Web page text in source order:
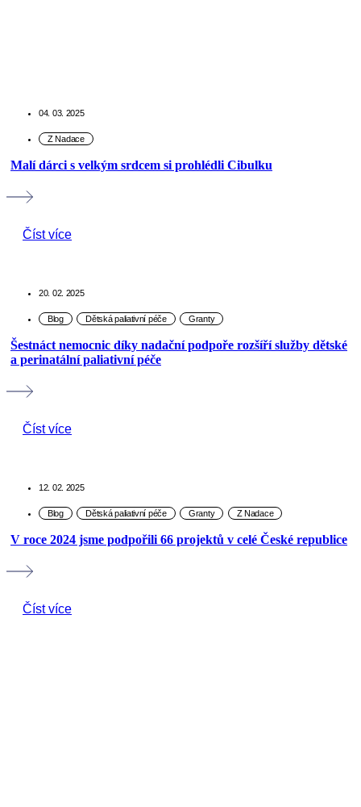
04. 03. 2025
Malí dárci s velkým srdcem si prohlédli Cibulku
Číst více
20. 02. 2025
Šestnáct nemocnic díky nadační podpoře rozšíří služby dětské
a perinatální paliativní péče
Číst více
12. 02. 2025
V roce 2024 jsme podpořili 66 projektů v celé České republice
Číst více